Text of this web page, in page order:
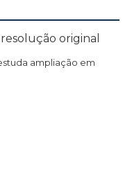
original
ampliação em